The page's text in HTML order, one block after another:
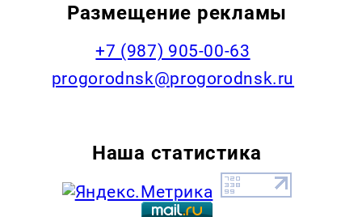
Размещение рекламы
+7 (987) 905-00-63
progorodnsk@progorodnsk.ru
Наша статистика